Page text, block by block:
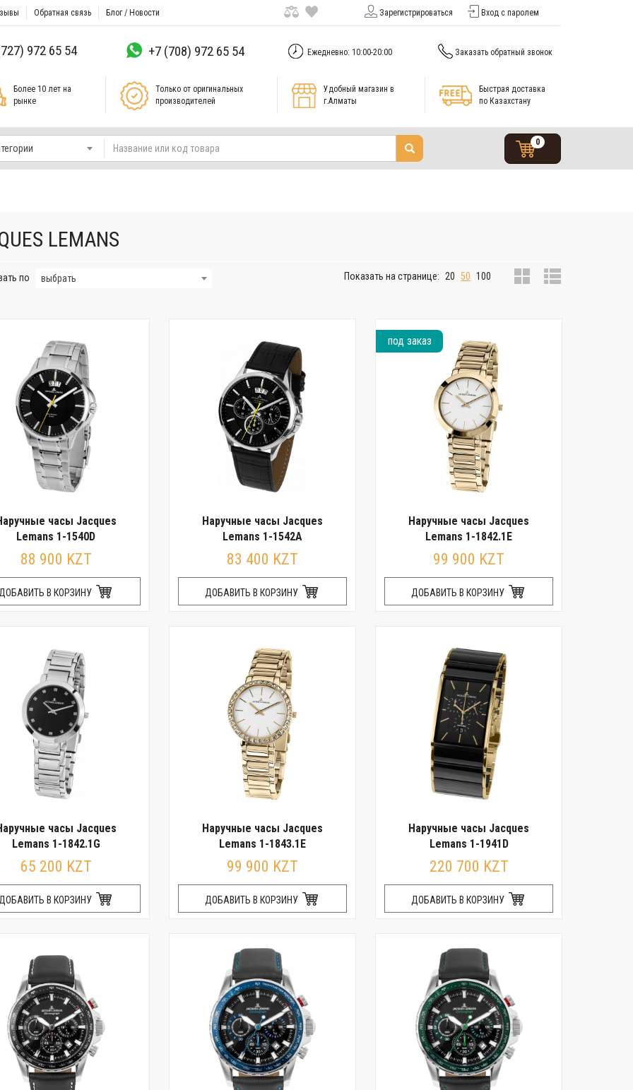
Обратная связь Блог / Новости Зарегистрироваться Вход с паролем
972 65 54 +7 (708) 972 65 54 Ежедневно: 10:00-20:00 Заказать обратный звонок
Более 10 лет на
рынке
Только от оригинальных
производителей
Удобный магазин в
г.Алматы
Быстрая доставка
по Казахстану
0
LEMANS
по выбрать Показать на странице: 20 50 100
часы Jacques
Lemans 1-1540D
88 900 KZT
ДОБАВИТЬ В КОРЗИНУ
Наручные часы Jacques
Lemans 1-1542A
83 400 KZT
ДОБАВИТЬ В КОРЗИНУ
под заказ
Наручные часы Jacques
Lemans 1-1842.1E
99 900 KZT
ДОБАВИТЬ В КОРЗИНУ
часы Jacques
Lemans 1-1842.1G
65 200 KZT
ДОБАВИТЬ В КОРЗИНУ
Наручные часы Jacques
Lemans 1-1843.1E
99 900 KZT
ДОБАВИТЬ В КОРЗИНУ
Наручные часы Jacques
Lemans 1-1941D
220 700 KZT
ДОБАВИТЬ В КОРЗИНУ